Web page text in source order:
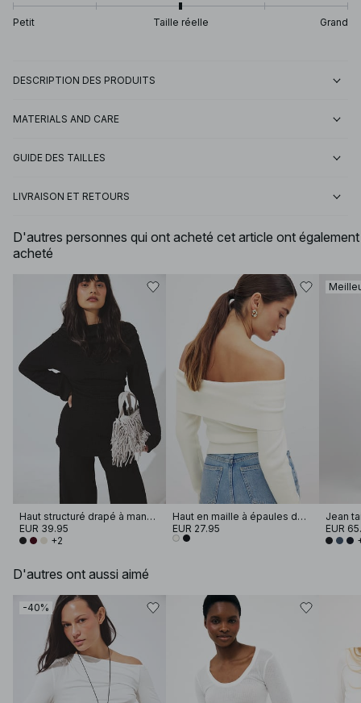
Petit Taille réelle Grand
DESCRIPTION DES PRODUITS
MATERIALS AND CARE
GUIDE DES TAILLES
LIVRAISON ET RETOURS
D'autres personnes qui ont acheté cet article ont également
acheté
Haut structuré drapé à manches longues
EUR 39.95
+2
Haut en maille à épaules dénudées avec revers
EUR 27.95
Jean
EUR
D'autres ont aussi aimé
-40%